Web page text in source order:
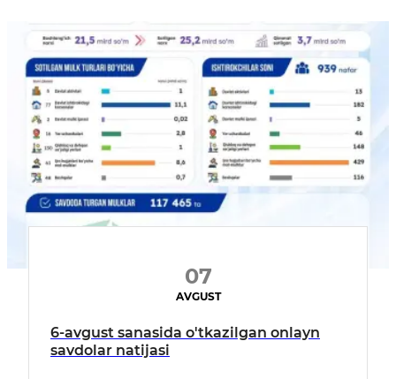
07
AVGUST
6-avgust sanasida o'tkazilgan onlayn
savdolar natijasi